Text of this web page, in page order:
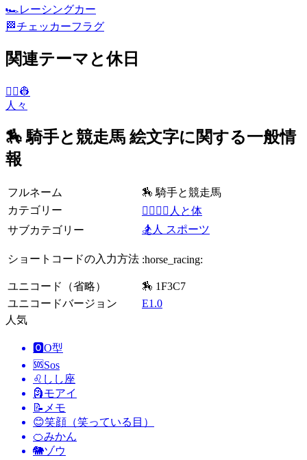
🏎️レーシングカー
🏁チェッカーフラグ
関連テーマと休日
👨‍✈️👷
人々
🏇 騎手と競走馬 絵文字に関する一般情
報
フルネーム
🏇 騎手と競走馬
カテゴリー
👩‍❤️‍💋‍👨人と体
サブカテゴリー
🏂人 スポーツ
ショートコードの入力方法 :horse_racing:
ユニコード（省略）
🏇 1F3C7
ユニコードバージョン
E1.0
人気
🅾️O型
🆘Sos
♌ しし座
🗿モアイ
📝 メモ
😊笑顔（笑っている目）
🍊みかん
🐘ゾウ